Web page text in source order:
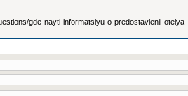
gde-nayti-informatsiyu-o-predostavlenii-otelya-